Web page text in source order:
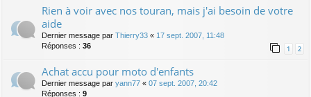
Rien à voir avec nos touran, mais j'ai besoin de votre
aide
Dernier message par Thierry33 « 17 sept. 2007, 11:48
Réponses : 36 1 2
Achat accu pour moto d'enfants
Dernier message par yann77 « 07 sept. 2007, 20:42
Réponses : 9